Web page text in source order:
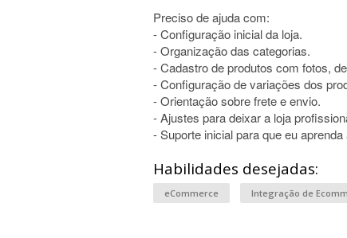
Preciso de ajuda com:
- Configuração inicial da loja.
- Organização das categorias.
- Cadastro de produtos com fotos,
- Configuração de variações dos
- Orientação sobre frete e envio.
- Ajustes para deixar a loja
- Suporte inicial para que eu
Habilidades desejadas:
eCommerce Integração de